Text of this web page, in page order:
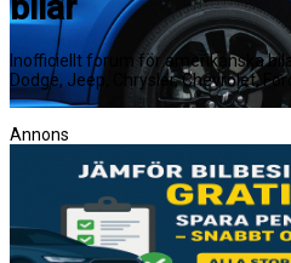
Inofficiellt forum för amerikanska
Dodge, Jeep, Chrysler, Chevrolet,
Annons